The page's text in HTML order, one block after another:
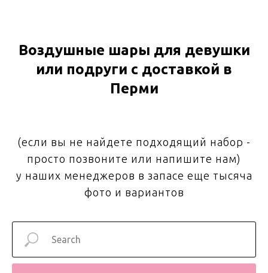
Воздушные шары для девушки
или подруги с доставкой в
Перми
(если вы не найдете подходящий набор -
просто позвоните или напишите нам)
у наших менеджеров в запасе еще тысяча
фото и вариантов